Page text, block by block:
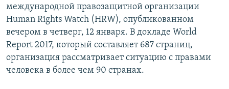
международной правозащитной организации
Human Rights Watch (HRW), опубликованном
вечером в четверг, 12 января. В докладе World
Report 2017, который составляет 687 страниц,
организация рассматривает ситуацию с правами
человека в более чем 90 странах.